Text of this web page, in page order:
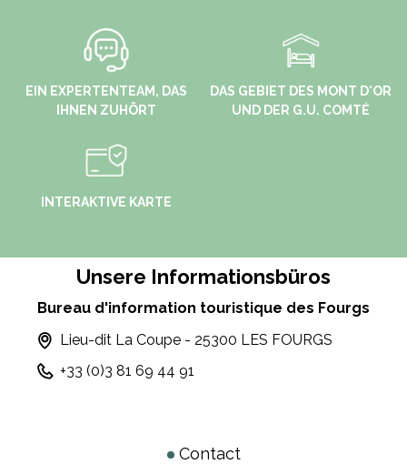
EIN EXPERTENTEAM, DAS
IHNEN ZUHÖRT
DAS GEBIET DES MONT D'OR
UND DER G.U. COMTÉ
INTERAKTIVE KARTE
Unsere Informationsbüros
Bureau d'information touristique des Fourgs
Lieu-dit La Coupe - 25300 LES FOURGS
+33 (0)3 81 69 44 91
Contact